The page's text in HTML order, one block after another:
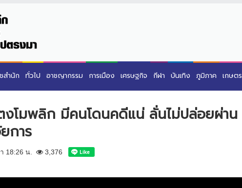
สำนัก ทั่วไป อาชญากรรม การเมือง เศรษฐกิจ กีฬา บันเทิง ภูมิภาค เกษตร
งโมพลิก มีคนโดนคดีแน่ ลั่นไม่ปล่อยผ่าน
การ
18:26 น. 3,376